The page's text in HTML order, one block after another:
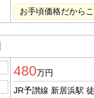
お手頃価格だから
480万円
JR予讃線 新居浜駅